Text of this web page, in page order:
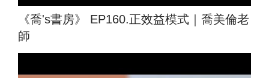
《喬's書房》 EP160.正效益模式｜喬美倫老
師